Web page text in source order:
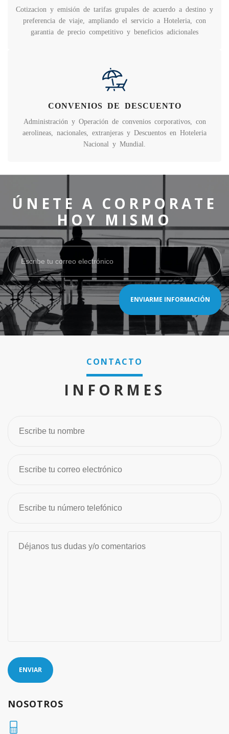
Cotizacion y emisión de tarifas grupales de acuerdo a destino y
preferencia de viaje, ampliando el servicio a Hoteleria, con
garantia de precio competitivo y beneficios adicionales
CONVENIOS DE DESCUENTO
Administración y Operación de convenios corporativos, con
aerolineas, nacionales, extranjeras y Descuentos en Hoteleria
Nacional y Mundial.
ÚNETE A CORPORATE
HOY MISMO
ENVIARME INFORMACIÓN
CONTACTO
INFORMES
ENVIAR
NOSOTROS